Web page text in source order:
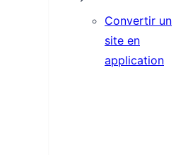
Convertir un
site en
application